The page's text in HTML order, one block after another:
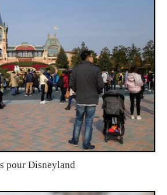
pour Disneyland